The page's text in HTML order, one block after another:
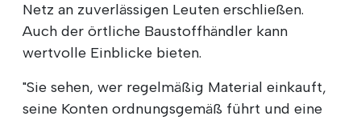
Netz an zuverlässigen Leuten erschließen.
Auch der örtliche Baustoffhändler kann
wertvolle Einblicke bieten.
"Sie sehen, wer regelmäßig Material einkauft,
seine Konten ordnungsgemäß führt und eine